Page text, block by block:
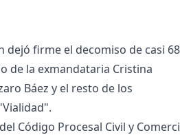
dejó firme el decomiso de casi
de la exmandataria Cristina
Báez y el resto de los
Código Procesal Civil y